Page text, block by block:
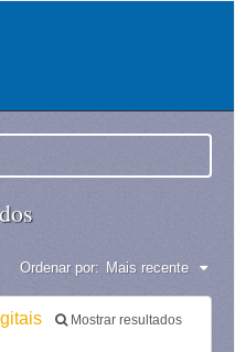
Ordenar por: Mais recente
Mostrar resultados